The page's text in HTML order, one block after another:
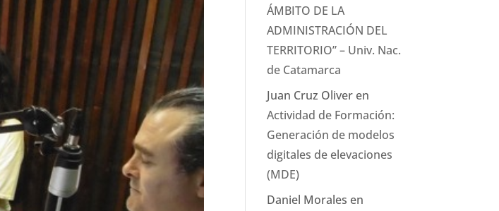
ÁMBITO DE LA
ADMINISTRACIÓN DEL
TERRITORIO” – Univ. Nac.
de Catamarca
Juan Cruz Oliver en
Actividad de Formación:
Generación de modelos
digitales de elevaciones
(MDE)
Daniel Morales en